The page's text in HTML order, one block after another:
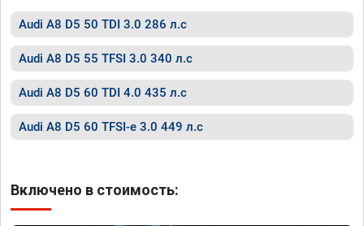
Audi A8 D5 50 TDI 3.0 286 л.с
Audi A8 D5 55 TFSI 3.0 340 л.с
Audi A8 D5 60 TDI 4.0 435 л.с
Audi A8 D5 60 TFSI-e 3.0 449 л.с
Включено в стоимость: